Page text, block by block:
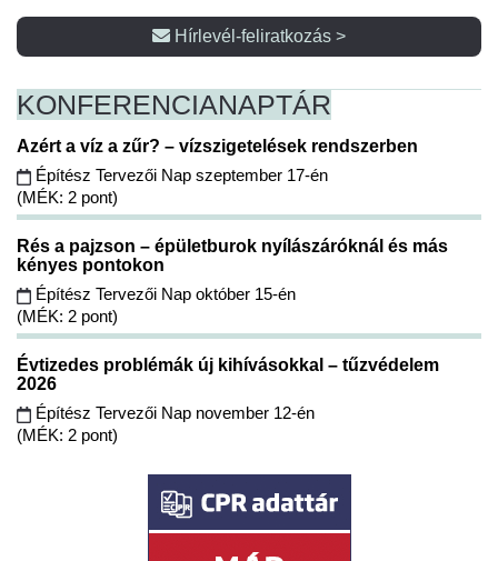
Hírlevél-feliratkozás >
KONFERENCIANAPTÁR
Azért a víz a zűr? – vízszigetelések rendszerben
Építész Tervezői Nap szeptember 17-én
(MÉK: 2 pont)
Rés a pajzson – épületburok nyílászáróknál és más
kényes pontokon
Építész Tervezői Nap október 15-én
(MÉK: 2 pont)
Évtizedes problémák új kihívásokkal – tűzvédelem
2026
Építész Tervezői Nap november 12-én
(MÉK: 2 pont)